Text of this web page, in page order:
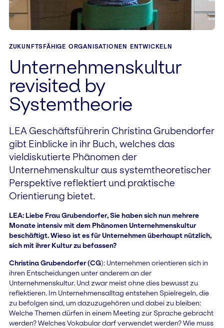
ZUKUNFTSFÄHIGE ORGANISATIONEN ENTWICKELN
Unternehmenskultur
revisited by
Systemtheorie
LEA Geschäftsführerin Christina Grubendorfer
gibt Einblicke in ihr Buch, welches das
vieldiskutierte Phänomen der
Unternehmenskultur aus systemtheoretischer
Perspektive reflektiert und praktische
Orientierung bietet.
LEA: Liebe Frau Grubendorfer, Sie haben sich nun mehrere
Monate intensiv mit dem Phänomen Unternehmenskultur
beschäftigt. Wieso ist es für Unternehmen überhaupt nützlich,
sich mit ihrer Kultur zu befassen?
Christina Grubendorfer (CG): Unternehmen orientieren sich in
ihren Entscheidungen unter anderem an der
Unternehmenskultur. Und zwar meist ohne dies bewusst zu
reflektieren. Im Unternehmensalltag entstehen Spielregeln, die
zu befolgen sind, um dazuzugehören und dabei zu bleiben:
Welche Themen dürfen in einem Meeting zur Sprache gebracht
werden? Welches Vokabular darf verwendet werden? Wie muss